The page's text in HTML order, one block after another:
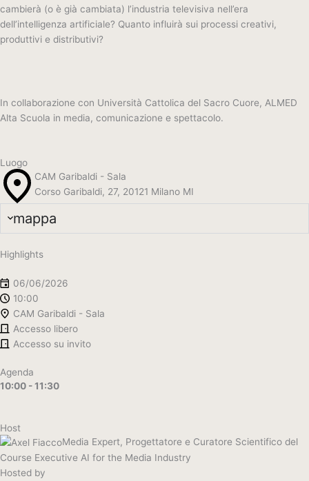
cambierà (o è già cambiata) l’industria televisiva nell’era
dell’intelligenza artificiale? Quanto influirà sui processi creativi,
produttivi e distributivi?
In collaborazione con Università Cattolica del Sacro Cuore, ALMED
Alta Scuola in media, comunicazione e spettacolo.
Luogo
CAM Garibaldi - Sala
Corso Garibaldi, 27, 20121 Milano MI
mappa
Highlights
06/06/2026
10:00
CAM Garibaldi - Sala
Accesso libero
Accesso su invito
Agenda
10:00 - 11:30
Host
Media Expert, Progettatore e Curatore Scientifico del
Course Executive AI for the Media Industry
Hosted by